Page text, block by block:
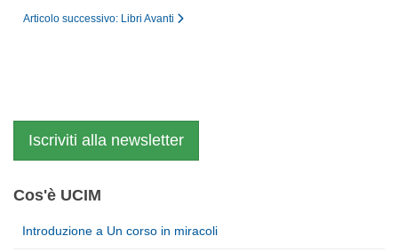
Articolo successivo: Libri Avanti
Iscriviti alla newsletter
Cos'è UCIM
Introduzione a Un corso in miracoli